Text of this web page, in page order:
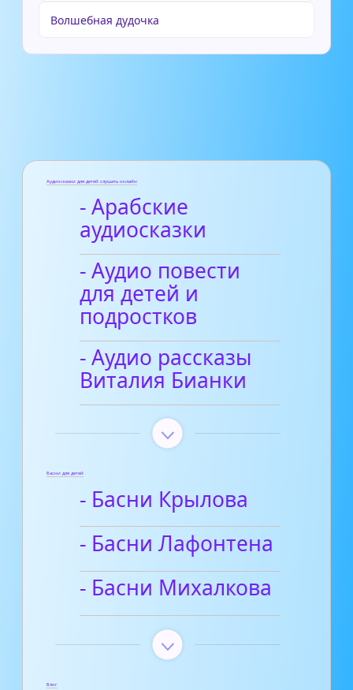
Волшебная дудочка
Аудиосказки для детей слушать онлайн
- Арабские
аудиосказки
- Аудио повести
для детей и
подростков
- Аудио рассказы
Виталия Бианки
Басни для детей
- Басни Крылова
- Басни Лафонтена
- Басни Михалкова
Блог